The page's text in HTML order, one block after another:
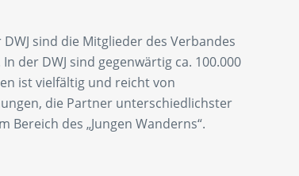
sind die Mitglieder des Verbandes
der DWJ sind gegenwärtig ca. 100.000
ist vielfältig und reicht von
die Partner unterschiedlichster
des „Jungen Wanderns“.